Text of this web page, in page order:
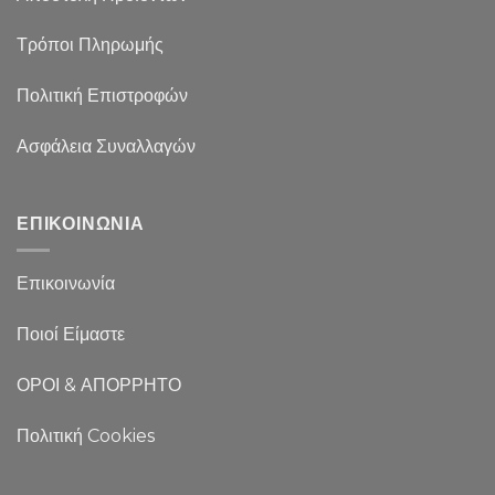
Τρόποι Πληρωμής
Πολιτική Επιστροφών
Ασφάλεια Συναλλαγών
ΕΠΙΚΟΙΝΩΝΙΑ
Επικοινωνία
Ποιοί Είμαστε
ΟΡΟΙ & ΑΠΟΡΡΗΤΟ
Πολιτική Cookies